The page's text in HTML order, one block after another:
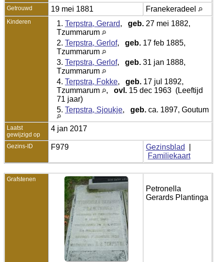
Getrouwd 19 mei 1881 Franekeradeel
Kinderen 1. Terpstra, Gerard, geb. 27 mei 1882,
Tzummarum
2. Terpstra, Gerlof, geb. 17 feb 1885,
Tzummarum
3. Terpstra, Gerlof, geb. 31 jan 1888,
Tzummarum
4. Terpstra, Fokke, geb. 17 jul 1892,
Tzummarum
, ovl. 15 dec 1963 (Leeftijd
71 jaar)
5. Terpstra, Sjoukje, geb. ca. 1897, Goutum
Laatst
gewijzigd op
4 jan 2017
Gezins-ID F979 Gezinsblad
Familiekaart
Grafstenen
Petronella
Gerards Plantinga